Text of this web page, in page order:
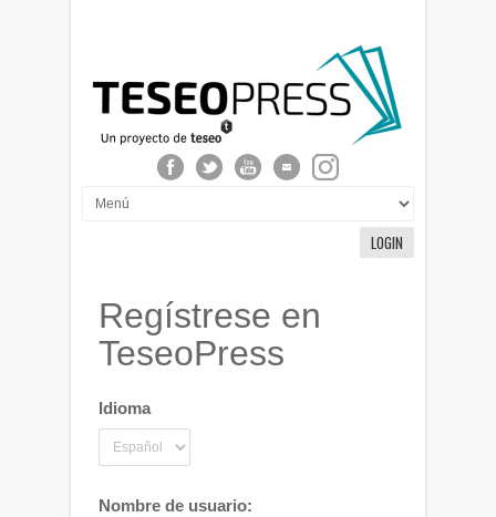
LOGIN
Regístrese en
TeseoPress
Idioma
Nombre de usuario: